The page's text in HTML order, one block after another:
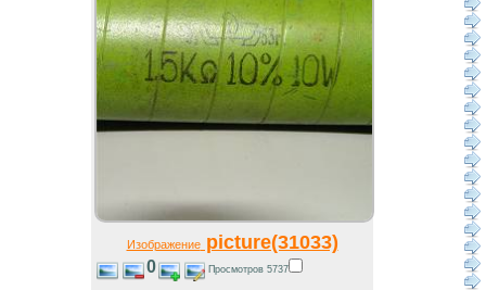
Изображениеpicture(31033)
0 Просмотров 5737